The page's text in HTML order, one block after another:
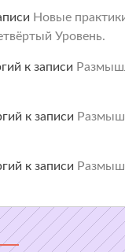
Новые
Уровень.
к записи
к записи
к записи